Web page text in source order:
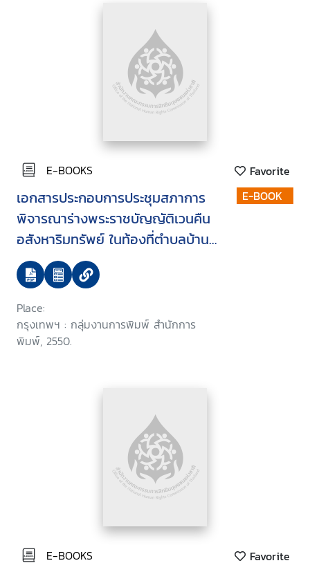
E-BOOKS Favorite
เอกสารประกอบการประชุมสภาการ
พิจารณาร่างพระราชบัญญัติเวนคืน
อสังหาริมทรัพย์ ในท้องที่ตำบลบ้าน
ปึก ตำบลเสม็ด และตำบลแสนสุข
อำเภอเมืองชลบุรี จังหวัดชลบุรี พ.ศ.
... บรรจุระเบียบวาระนิติบัญญัติแห่ง
ชาติ ในคราวประชุมสภานิติบัญญัติ
แห่งชาติ ครั้งที่ 2/2550 วันพุธที่ 10
Place:
กรุงเทพฯ : กลุ่มงานการพิมพ์ สำนักการ
พิมพ์, 2550.
E-BOOK
E-BOOKS Favorite